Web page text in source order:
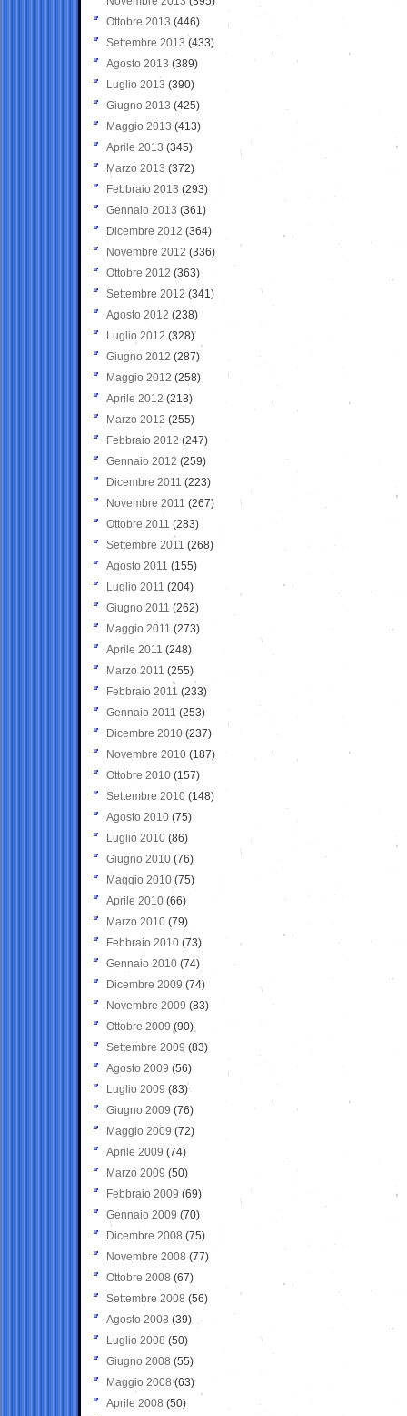
Ottobre 2013 (446)
Settembre 2013 (433)
Agosto 2013 (389)
Luglio 2013 (390)
Giugno 2013 (425)
Maggio 2013 (413)
Aprile 2013 (345)
Marzo 2013 (372)
Febbraio 2013 (293)
Gennaio 2013 (361)
Dicembre 2012 (364)
Novembre 2012 (336)
Ottobre 2012 (363)
Settembre 2012 (341)
Agosto 2012 (238)
Luglio 2012 (328)
Giugno 2012 (287)
Maggio 2012 (258)
Aprile 2012 (218)
Marzo 2012 (255)
Febbraio 2012 (247)
Gennaio 2012 (259)
Dicembre 2011 (223)
Novembre 2011 (267)
Ottobre 2011 (283)
Settembre 2011 (268)
Agosto 2011 (155)
Luglio 2011 (204)
Giugno 2011 (262)
Maggio 2011 (273)
Aprile 2011 (248)
Marzo 2011 (255)
Febbraio 2011 (233)
Gennaio 2011 (253)
Dicembre 2010 (237)
Novembre 2010 (187)
Ottobre 2010 (157)
Settembre 2010 (148)
Agosto 2010 (75)
Luglio 2010 (86)
Giugno 2010 (76)
Maggio 2010 (75)
Aprile 2010 (66)
Marzo 2010 (79)
Febbraio 2010 (73)
Gennaio 2010 (74)
Dicembre 2009 (74)
Novembre 2009 (83)
Ottobre 2009 (90)
Settembre 2009 (83)
Agosto 2009 (56)
Luglio 2009 (83)
Giugno 2009 (76)
Maggio 2009 (72)
Aprile 2009 (74)
Marzo 2009 (50)
Febbraio 2009 (69)
Gennaio 2009 (70)
Dicembre 2008 (75)
Novembre 2008 (77)
Ottobre 2008 (67)
Settembre 2008 (56)
Agosto 2008 (39)
Luglio 2008 (50)
Giugno 2008 (55)
Maggio 2008(63)
Aprile 2008 (50)